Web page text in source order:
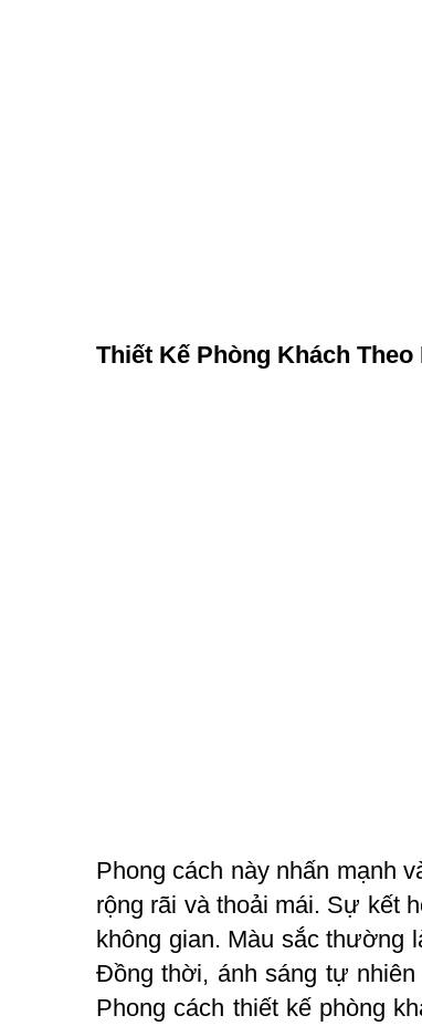
Thiết Kế Phòng Khách
Phong cách này nhấn mạnh
rộng rãi và thoải mái. Sự kết
không gian. Màu sắc thường
Đồng thời, ánh sáng tự
Phong cách thiết kế phòng